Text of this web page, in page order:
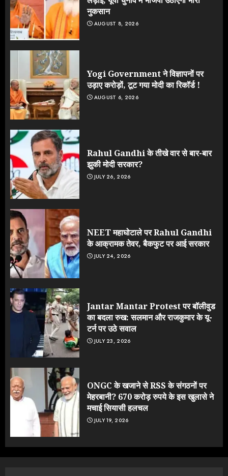
नुकसान
AUGUST 8, 2026
Yogi Government ने विज्ञापनों पर
उड़ाए करोड़ों, टूट गया मोदी का रिकॉर्ड !
AUGUST 6, 2026
Rahul Gandhi के तीखे वार से बार-बार
झुकी मोदी सरकार?
JULY 26, 2026
NEET महाघोटाले पर Rahul Gandhi
के आक्रामक तेवर, बैकफुट पर आई सरकार
JULY 24, 2026
Jantar Mantar Protest पर बॉलीवुड
का बदला रुख: सलमान और राजकुमार के यू-
टर्न पर उठे सवाल
JULY 23, 2026
ONGC के खजाने से RSS के संगठनों पर
मेहरबानी? 670 करोड़ रुपये के इस खुलासे ने
मचाई सियासी हलचल
JULY 19, 2026